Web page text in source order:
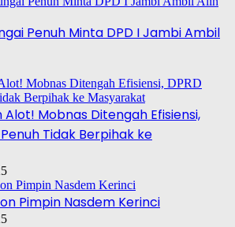
Penuh Minta DPD I Jambi Ambil
Mobnas Ditengah Efisiensi,
Penuh Tidak Berpihak ke
Pimpin Nasdem Kerinci